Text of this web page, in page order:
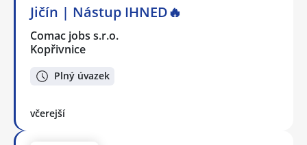
Jičín | Nástup IHNED🔥
Comac jobs s.r.o.
Kopřivnice
Plný úvazek
včerejší